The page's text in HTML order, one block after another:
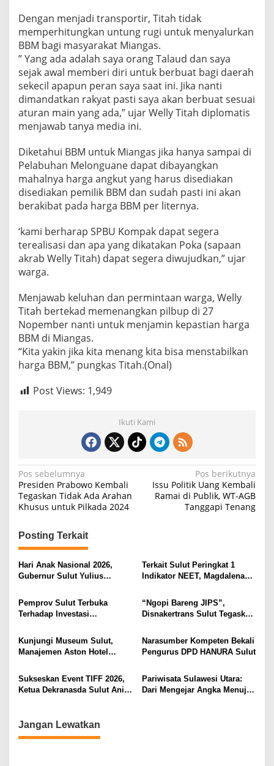
Dengan menjadi transportir, Titah tidak
memperhitungkan untung rugi untuk menyalurkan
BBM bagi masyarakat Miangas.
” Yang ada adalah saya orang Talaud dan saya
sejak awal memberi diri untuk berbuat bagi daerah
sekecil apapun peran saya saat ini. Jika nanti
dimandatkan rakyat pasti saya akan berbuat sesuai
aturan main yang ada,” ujar Welly Titah diplomatis
menjawab tanya media ini.
Diketahui BBM untuk Miangas jika hanya sampai di
Pelabuhan Melonguane dapat dibayangkan
mahalnya harga angkut yang harus disediakan
disediakan pemilik BBM dan sudah pasti ini akan
berakibat pada harga BBM per liternya.
‘kami berharap SPBU Kompak dapat segera
terealisasi dan apa yang dikatakan Poka (sapaan
akrab Welly Titah) dapat segera diwujudkan,” ujar
warga.
Menjawab keluhan dan permintaan warga, Welly
Titah bertekad memenangkan pilbup di 27
Nopember nanti untuk menjamin kepastian harga
BBM di Miangas.
“Kita yakin jika kita menang kita bisa menstabilkan
harga BBM,” pungkas Titah.(Onal)
Post Views: 1,949
Ikuti Kami
N
a
v
i
g
a
s
i
p
s
Pos sebelumnya
Presiden Prabowo Kembali
Tegaskan Tidak Ada Arahan
Khusus untuk Pilkada 2024
Pos berikutnya
Issu Politik Uang Kembali
Ramai di Publik, WT-AGB
Tanggapi Tenang
Posting Terkait
Hari Anak Nasional 2026,
Gubernur Sulut Yulius
Ruang Aman Bagi Anak, di
Lingkungan Fisik Maupun di
Ruang Digital
Terkait Sulut Peringkat 1
Indikator NEET, Magdalena
Secara Proposional, Agar
Tidak Timbul Persepsi Keliru
di Masyarakat
Pemprov Sulut Terbuka
Terhadap Investasi
“Ngopi Bareng JIPS”,
Disnakertrans Sulut Tegaskan
Pekerja dari Ancaman PHK
Kunjungi Museum Sulut,
Manajemen Aston Hotel
Kebudayaan Ke Wisatawan
Narasumber Kompeten Bekali
Pengurus DPD HANURA Sulut
Sukseskan Event TIFF 2026,
Ketua Dekranasda Sulut Anik
Pariwisata Sulawesi Utara:
Dari Mengejar Angka Menuju
Jangan Lewatkan